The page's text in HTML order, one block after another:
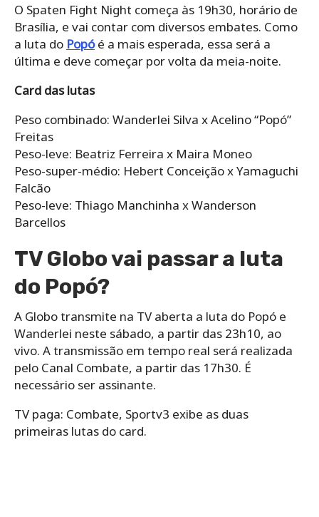
O Spaten Fight Night começa às 19h30, horário de
Brasília, e vai contar com diversos embates. Como
a luta do Popóé a mais esperada, essa será a
última e deve começar por volta da meia-noite.
Card das lutas
Peso combinado: Wanderlei Silva x Acelino “Popó”
Freitas
Peso-leve: Beatriz Ferreira x Maira Moneo
Peso-super-médio: Hebert Conceição x Yamaguchi
Falcão
Peso-leve: Thiago Manchinha x Wanderson
Barcellos
TV Globo vai passar a luta
do Popó?
A Globo transmite na TV aberta a luta do Popó e
Wanderlei neste sábado, a partir das 23h10, ao
vivo. A transmissão em tempo real será realizada
pelo Canal Combate, a partir das 17h30. É
necessário ser assinante.
TV paga: Combate, Sportv3 exibe as duas
primeiras lutas do card.